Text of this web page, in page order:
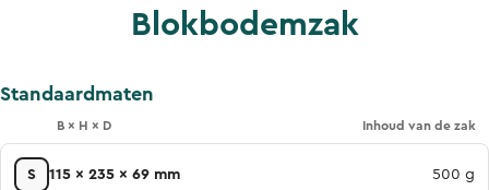
Blokbodemzak
Standaardmaten
B × H × D Inhoud van de zak
S 115 x 235 x 69 mm 500 g